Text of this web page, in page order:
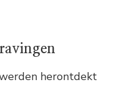
herontdekt